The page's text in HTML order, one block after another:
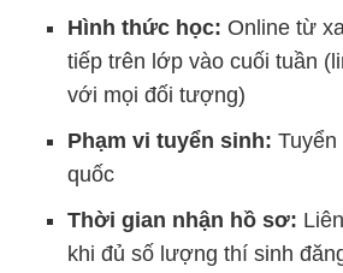
Hình thức học: Online từ
tiếp trên lớp vào cuối tuần
với mọi đối tượng)
Phạm vi tuyển sinh:Tuyển
quốc
Thời gian nhận hồ sơ:
khi đủ số lượng thí sinh